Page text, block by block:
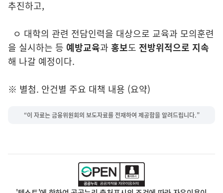
추진하고,
ㅇ 대학의 관련 전담인력을 대상으로 교육과 모의훈련
을 실시하는 등 예방교육과 홍보도 전방위적으로 지속
해 나갈 예정이다.
※ 별첨. 안건별 주요 대책 내용 (요약)
“이 자료는 금융위원회의 보도자료를 전재하여 제공함을 알려드립니다.”